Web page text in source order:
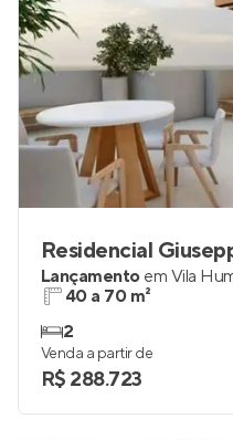
Residencial
Lançamento em Vila
40 a 70 m²
2
Venda a partir de
R$ 288.723